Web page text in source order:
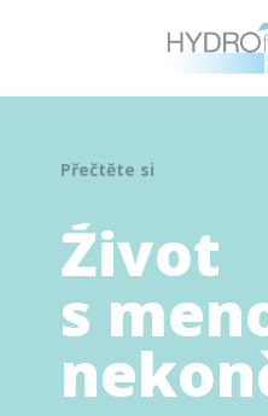
Přečtěte si
Život
s